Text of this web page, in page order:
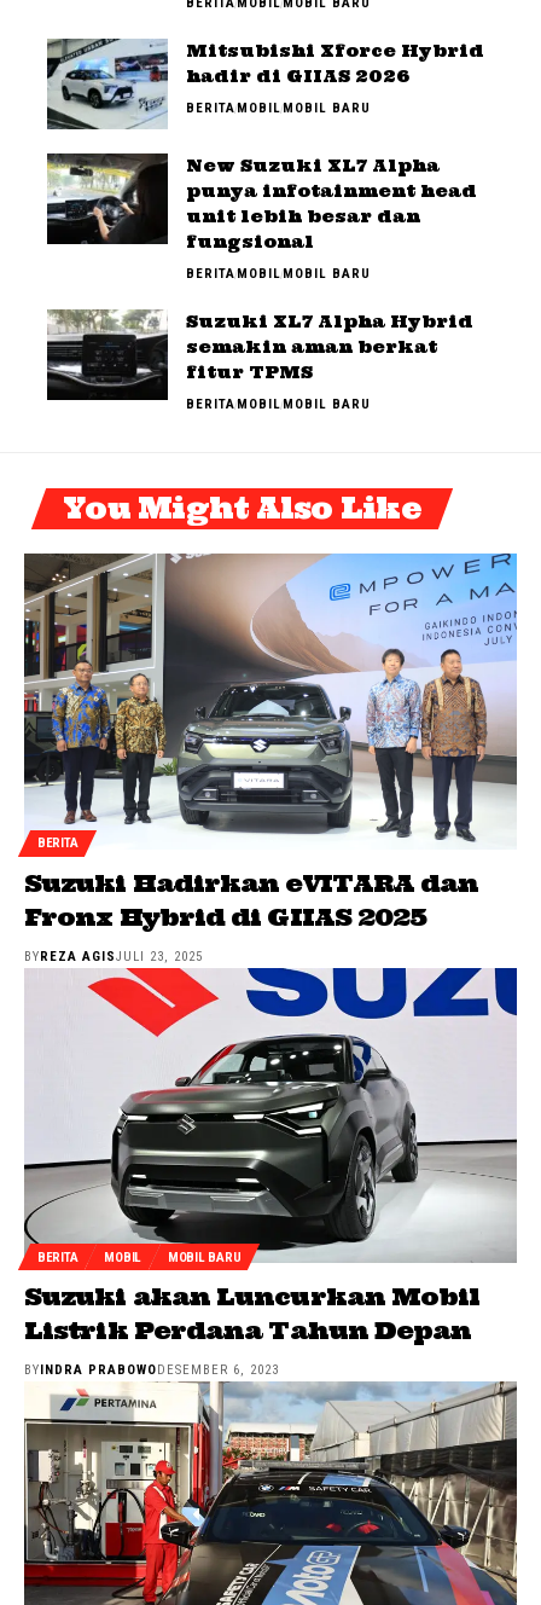
Mitsubishi Xforce Hybrid
hadir di GIIAS 2026
BERITAMOBILMOBIL BARU
New Suzuki XL7 Alpha
punya infotainment head
unit lebih besar dan
fungsional
BERITAMOBILMOBIL BARU
Suzuki XL7 Alpha Hybrid
semakin aman berkat
fitur TPMS
BERITAMOBILMOBIL BARU
You Might Also Like
BERITA
Suzuki Hadirkan eVITARA dan
Fronx Hybrid di GIIAS 2025
BYREZA AGISJULI 23, 2025
BERITA MOBIL MOBIL BARU
Suzuki akan Luncurkan Mobil
Listrik Perdana Tahun Depan
BY INDRA PRABOWO DESEMBER 6, 2023